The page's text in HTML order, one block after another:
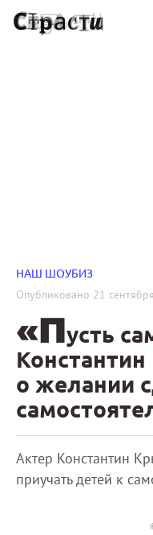
НАШ ШОУБИЗ
Опубликовано 21
«Пусть
о желании
Актер Константин
приучать детей к